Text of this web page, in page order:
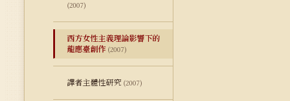
(2007)
西方女性主義理論影響下的
龍應臺創作 (2007)
譯者主體性研究 (2007)